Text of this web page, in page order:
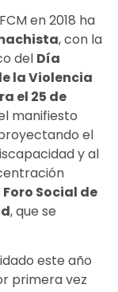
en 2018 ha
, con la
del Día
la Violencia
el 25 de
manifiesto
el
y al
Foro Social de
, que se
este año
primera vez